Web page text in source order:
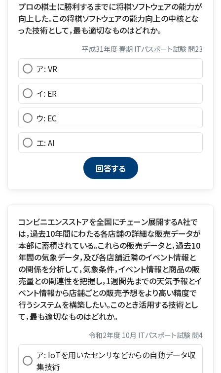
プロの棋士に勝利するまでに将棋ソフトウェアの能力が
向上した。この将棋ソフトウェアの能力向上の中核とな
った技術として，最も適切なものはどれか。
平成31年度 春期 ITパスポート試験 問23
ア: VR
イ: ER
ウ: EC
エ: AI
コンビニエンスストアを全国にチェーン展開するA社で
は，過去10年間にわたる各店舗の詳細な販売データが
本部に蓄積されている。これらの販売データと，過去10
年間の気象データ，及び各店舗近隣のイベント情報と
の関係を分析して，気象条件，イベント情報と商品の販
売量との関連性を把握し，1週間先までの天気予報とイ
ベント情報から店舗ごとの販売予想をより高い精度で
行うシステムを構築したい。このとき活用する技術とし
て，最も適切なものはどれか。
令和2年度 10月 ITパスポート試験 問4
ア: IoTを用いたセンサなどからの自動データ収
集技術